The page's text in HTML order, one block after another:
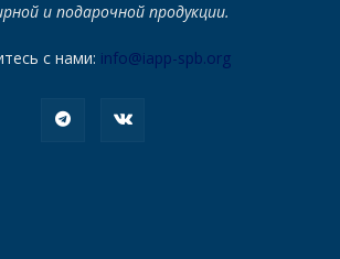
и подарочной продукции.
с нами: info@iapp-spb.org